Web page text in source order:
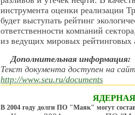
инструмента оценки реализации
будет выступать рейтинг
ответственности компаний
из ведущих мировых рейтинговых
Дополнительная информация:
Текст документа доступен на
http://www.seu.ru/documents
В 2004 году долги ПО "Маяк" могут